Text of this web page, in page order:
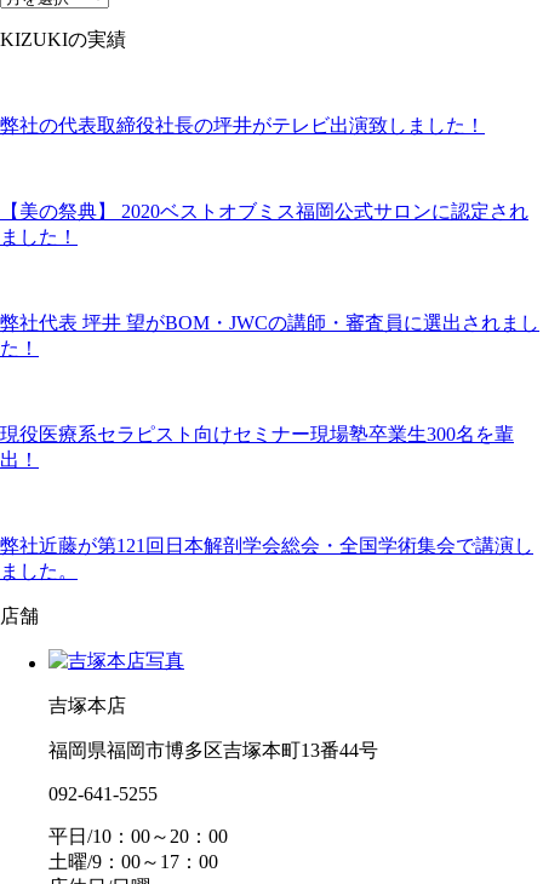
KIZUKIの実績
弊社の代表取締役社長の坪井がテレビ出演致しました！
【美の祭典】 2020ベストオブミス福岡公式サロンに認定され
ました！
弊社代表 坪井 望がBOM・JWCの講師・審査員に選出されまし
た！
現役医療系セラピスト向けセミナー現場塾卒業生300名を輩
出！
弊社近藤が第121回日本解剖学会総会・全国学術集会で講演し
ました。
店舗
吉塚本店
福岡県福岡市博多区吉塚本町13番44号
092-641-5255
平日/10：00～20：00
土曜/9：00～17：00